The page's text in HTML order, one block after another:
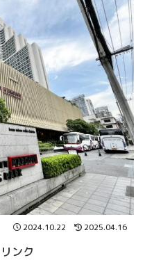
2024.10.22 2025.04.16
ンク